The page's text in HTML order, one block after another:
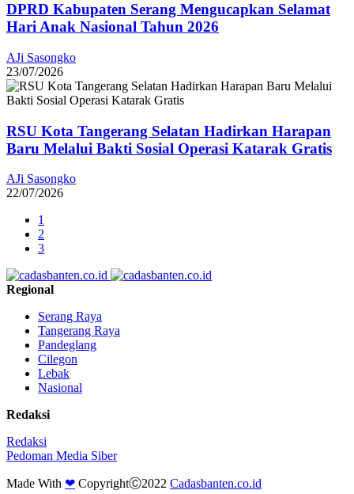
DPRD Kabupaten Serang Mengucapkan Selamat
Hari Anak Nasional Tahun 2026
AJi Sasongko
23/07/2026
RSU Kota Tangerang Selatan Hadirkan Harapan
Baru Melalui Bakti Sosial Operasi Katarak Gratis
AJi Sasongko
22/07/2026
1
2
3
Regional
Serang Raya
Tangerang Raya
Pandeglang
Cilegon
Lebak
Nasional
Redaksi
Redaksi
Pedoman Media Siber
Made With ❤ CopyrightⒸ2022 Cadasbanten.co.id